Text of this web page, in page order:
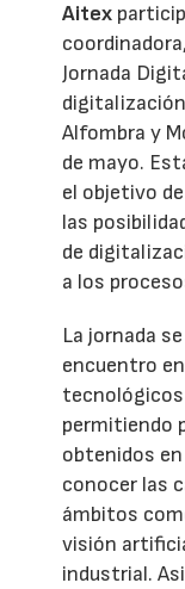
Aitex
Jornada
Alfombra y
de mayo.
el objetivo
las
de
a los
La jornada
encuentro
permitiendo
obtenidos
conocer las
ámbitos
visión
industrial.